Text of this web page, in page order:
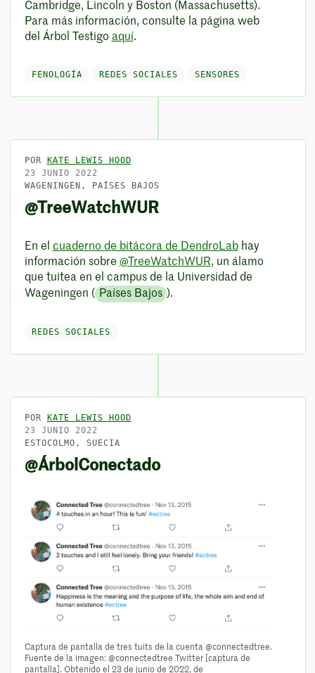
Cambridge, Lincoln y Boston (Massachusetts).
Para más información, consulte la página web
del Árbol Testigo aquí.
FENOLOGÍA REDES SOCIALES SENSORES
POR
KATE LEWIS HOOD
23 JUNIO 2022
WAGENINGEN, PAÍSES BAJOS
@TreeWatchWUR
En el cuaderno de bitácora de DendroLabhay
información sobre @TreeWatchWUR, un álamo
que tuitea en el campus de la Universidad de
Wageningen ( Países Bajos ).
REDES SOCIALES
POR
KATE LEWIS HOOD
23 JUNIO 2022
ESTOCOLMO, SUECIA
@ÁrbolConectado
Captura de pantalla de tres tuits de la cuenta @connectedtree.
Fuente de la imagen: @connectedtree Twitter [captura de
pantalla]. Obtenido el 23 de junio de 2022, de